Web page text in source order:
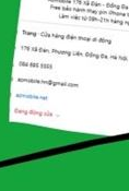
Tế
những mẫu